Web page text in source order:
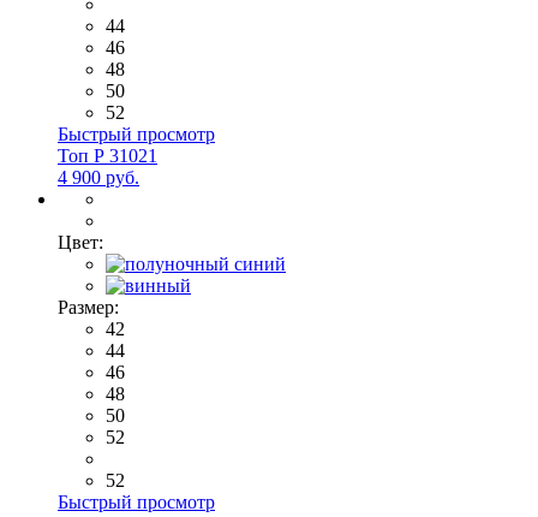
44
46
48
50
52
Быстрый просмотр
Топ Р 31021
4 900 руб.
Цвет:
Размер:
42
44
46
48
50
52
52
Быстрый просмотр